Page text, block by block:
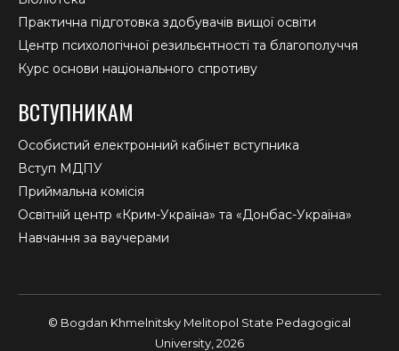
Практична підготовка здобувачів вищої освіти
Центр психологічної резильєнтності та благополуччя
Курс основи національного спротиву
ВСТУПНИКАМ
Особистий електронний кабінет вступника
Вступ МДПУ
Приймальна комісія
Освітній центр «Крим-Україна» та «Донбас-Україна»
Навчання за ваучерами
© Bogdan Khmelnitsky Melitopol State Pedagogical
University, 2026